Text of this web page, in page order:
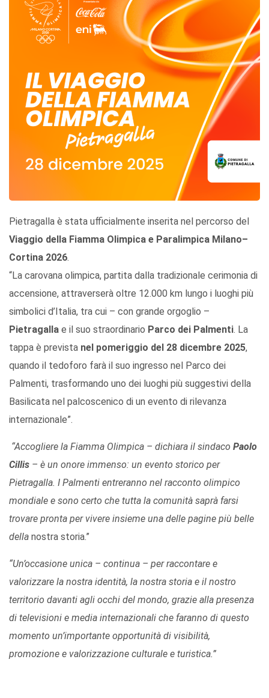
Pietragalla è stata ufficialmente inserita nel percorso del
Viaggio della Fiamma Olimpica e Paralimpica Milano–
Cortina 2026.
“La carovana olimpica, partita dalla tradizionale cerimonia di
accensione, attraverserà oltre 12.000 km lungo i luoghi più
simbolici d’Italia, tra cui – con grande orgoglio –
Pietragalla e il suo straordinario Parco dei Palmenti. La
tappa è prevista nel pomeriggio del 28 dicembre 2025,
quando il tedoforo farà il suo ingresso nel Parco dei
Palmenti, trasformando uno dei luoghi più suggestivi della
Basilicata nel palcoscenico di un evento di rilevanza
internazionale”.
“Accogliere la Fiamma Olimpica – dichiara il sindaco Paolo
Cillis – è un onore immenso: un evento storico per
Pietragalla. I Palmenti entreranno nel racconto olimpico
mondiale e sono certo che tutta la comunità saprà farsi
trovare pronta per vivere insieme una delle pagine più belle
della nostra storia.”
“Un’occasione unica – continua – per raccontare e
valorizzare la nostra identità, la nostra storia e il nostro
territorio davanti agli occhi del mondo, grazie alla presenza
di televisioni e media internazionali che faranno di questo
momento un’importante opportunità di visibilità,
promozione e valorizzazione culturale e turistica.”